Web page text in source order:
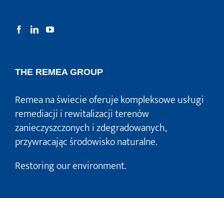
THE REMEA GROUP
Remea na świecie oferuje kompleksowe usługi
remediacji i rewitalizacji terenów
zanieczyszczonych i zdegradowanych,
przywracając środowisko naturalne.
Restoring our environment.